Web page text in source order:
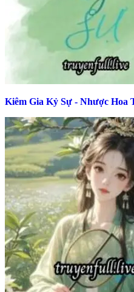
Kiêm Gia Kỷ Sự - Nhược Hoa